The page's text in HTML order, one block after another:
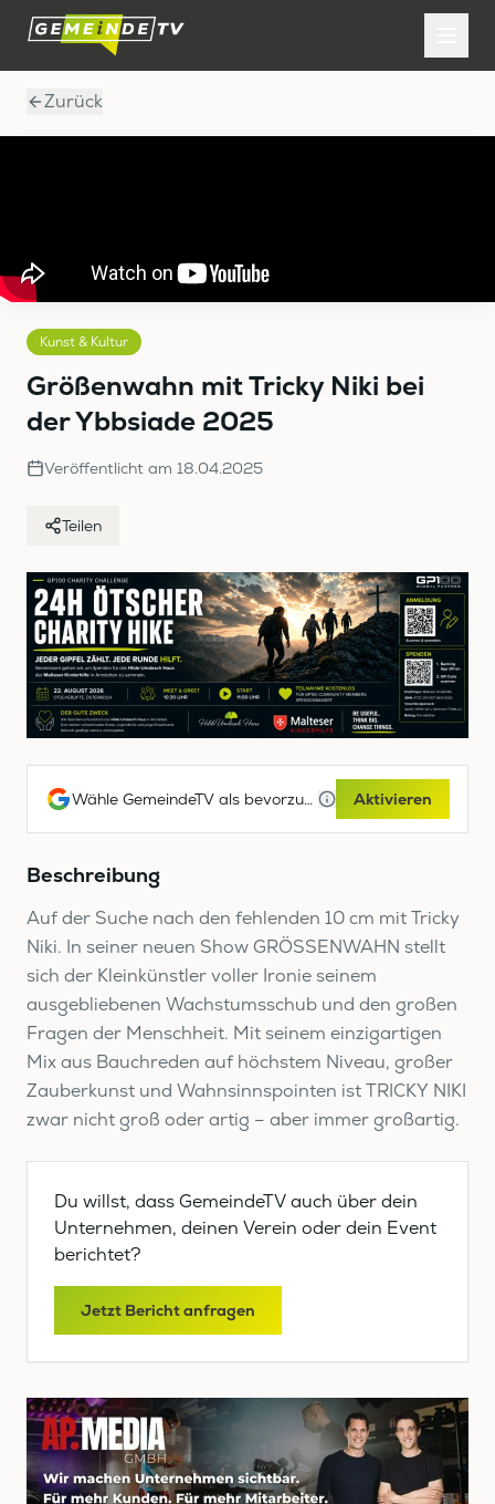
Zurück
Kunst & Kultur
Größenwahn mit Tricky Niki bei
der Ybbsiade 2025
Veröffentlicht am 18.04.2025
Teilen
Wähle GemeindeTV als bevorzugte Google-Quelle Aktivieren
Beschreibung
Auf der Suche nach den fehlenden 10 cm mit Tricky
Niki. In seiner neuen Show GRÖSSENWAHN stellt
sich der Kleinkünstler voller Ironie seinem
ausgebliebenen Wachstumsschub und den großen
Fragen der Menschheit. Mit seinem einzigartigen
Mix aus Bauchreden auf höchstem Niveau, großer
Zauberkunst und Wahnsinnspointen ist TRICKY NIKI
zwar nicht groß oder artig – aber immer großartig.
Du willst, dass GemeindeTV auch über dein
Unternehmen, deinen Verein oder dein Event
berichtet?
Jetzt Bericht anfragen